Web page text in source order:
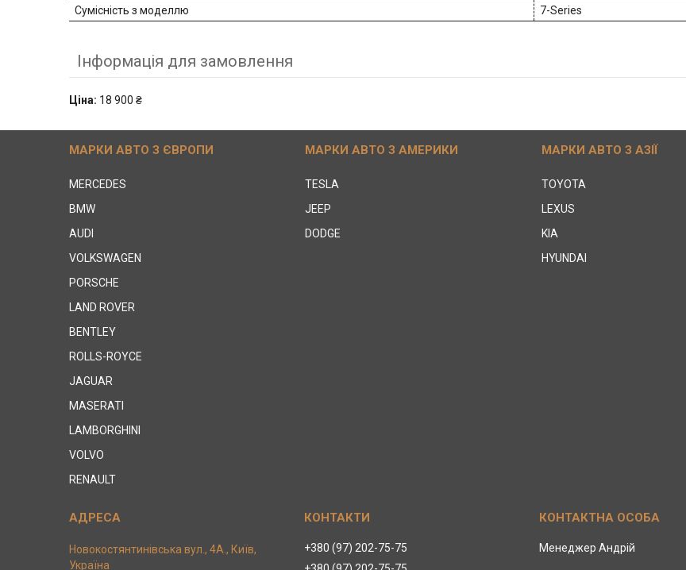
Сумісність з моделлю
7-Series
Інформація для замовлення
Ціна: 18 900 ₴
МАРКИ АВТО З ЄВРОПИ
MERCEDES
BMW
AUDI
VOLKSWAGEN
PORSCHE
LAND ROVER
BENTLEY
ROLLS-ROYCE
JAGUAR
MASERATI
LAMBORGHINI
VOLVO
RENAULT
МАРКИ АВТО З АМЕРИКИ
TESLA
JEEP
DODGE
МАРКИ АВТО З АЗІЇ
TOYOTA
LEXUS
KIA
HYUNDAI
Новокостянтинівська вул., 4А., Київ,
Україна
+380 (97) 202-75-75
Менеджер Андрій